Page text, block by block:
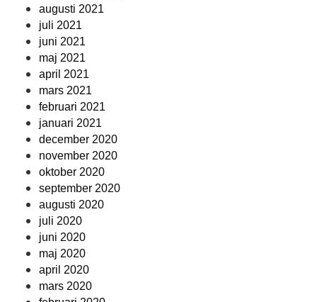
augusti 2021
juli 2021
juni 2021
maj 2021
april 2021
mars 2021
februari 2021
januari 2021
december 2020
november 2020
oktober 2020
september 2020
augusti 2020
juli 2020
juni 2020
maj 2020
april 2020
mars 2020